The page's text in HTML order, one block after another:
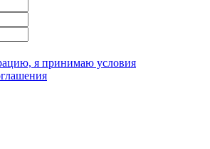
я принимаю условия